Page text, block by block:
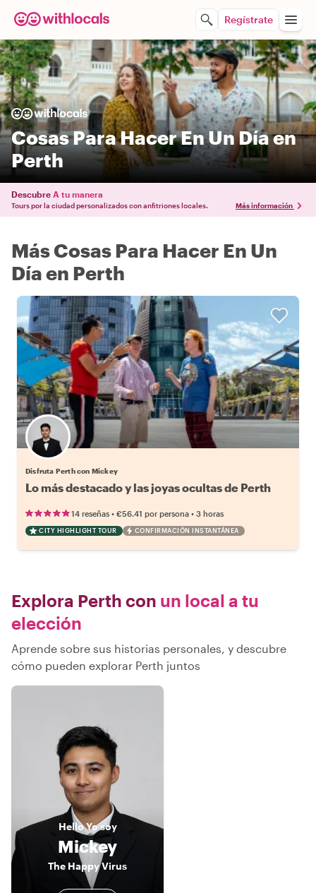
Regístrate
Cosas Para Hacer En Un Día en
Perth
Descubre A tu manera
Tours por la ciudad personalizados con anfitriones locales. Más información
Más Cosas Para Hacer En Un
Día en Perth
Disfruta Perth con Mickey
Lo más destacado y las joyas ocultas de Perth
14 reseñas • €56.41 por persona • 3 horas
CITY HIGHLIGHT TOUR CONFIRMACIÓN INSTANTÁNEA
Explora Perth con un local a tu
elección
Aprende sobre sus historias personales, y descubre
cómo pueden explorar Perth juntos
HelloYo soy
Mickey
The Happy Virus